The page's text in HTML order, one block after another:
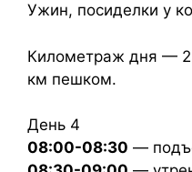
Ужин, посиделки у
Километраж дня —
км пешком.
День 4
08:00-08:30 —